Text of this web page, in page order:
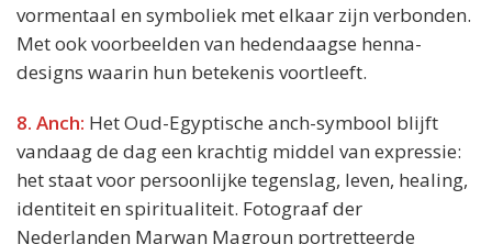
vormentaal en symboliek met elkaar zijn verbonden.
Met ook voorbeelden van hedendaagse henna-
designs waarin hun betekenis voortleeft.
8. Anch: Het Oud-Egyptische anch-symbool blijft
vandaag de dag een krachtig middel van expressie:
het staat voor persoonlijke tegenslag, leven, healing,
identiteit en spiritualiteit. Fotograaf der
Nederlanden Marwan Magroun portretteerde